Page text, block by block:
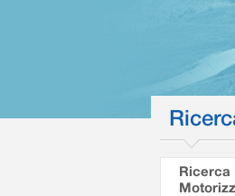
Ricerca